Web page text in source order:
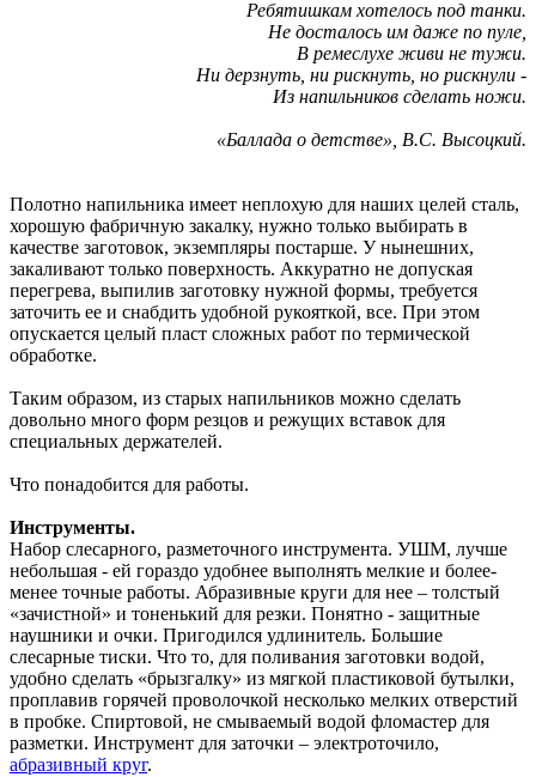
Ребятишкам хотелось под танки.
Не досталось им даже по пуле,
В ремеслухе живи не тужи.
Ни дерзнуть, ни рискнуть, но рискнули -
Из напильников сделать ножи.
«Баллада о детстве», В.С. Высоцкий.
Полотно напильника имеет неплохую для наших целей сталь,
хорошую фабричную закалку, нужно только выбирать в
качестве заготовок, экземпляры постарше. У нынешних,
закаливают только поверхность. Аккуратно не допуская
перегрева, выпилив заготовку нужной формы, требуется
заточить ее и снабдить удобной рукояткой, все. При этом
опускается целый пласт сложных работ по термической
обработке.
Таким образом, из старых напильников можно сделать
довольно много форм резцов и режущих вставок для
специальных держателей.
Что понадобится для работы.
Инструменты.
Набор слесарного, разметочного инструмента. УШМ, лучше
небольшая - ей гораздо удобнее выполнять мелкие и более-
менее точные работы. Абразивные круги для нее – толстый
«зачистной» и тоненький для резки. Понятно - защитные
наушники и очки. Пригодился удлинитель. Большие
слесарные тиски. Что то, для поливания заготовки водой,
удобно сделать «брызгалку» из мягкой пластиковой бутылки,
проплавив горячей проволочкой несколько мелких отверстий
в пробке. Спиртовой, не смываемый водой фломастер для
разметки. Инструмент для заточки – электроточило,
абразивный круг.